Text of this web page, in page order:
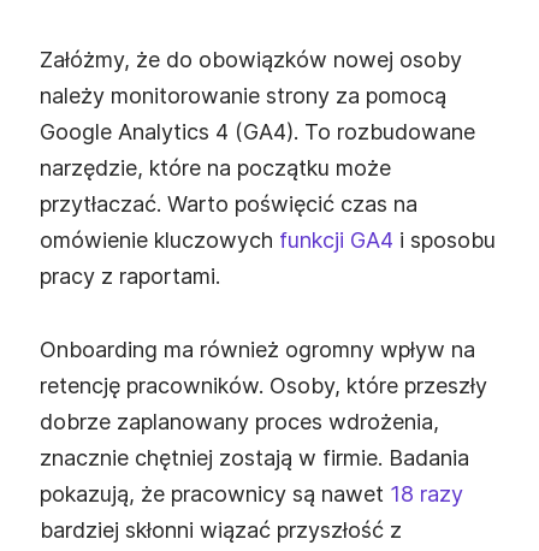
Załóżmy, że do obowiązków nowej osoby
należy monitorowanie strony za pomocą
Google Analytics 4 (GA4). To rozbudowane
narzędzie, które na początku może
przytłaczać. Warto poświęcić czas na
omówienie kluczowych funkcji GA4 i sposobu
pracy z raportami.
Onboarding ma również ogromny wpływ na
retencję pracowników. Osoby, które przeszły
dobrze zaplanowany proces wdrożenia,
znacznie chętniej zostają w firmie. Badania
pokazują, że pracownicy są nawet 18 razy
bardziej skłonni wiązać przyszłość z